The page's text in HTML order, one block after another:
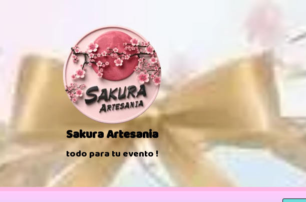
Sakura Artesania
todo para tu evento !